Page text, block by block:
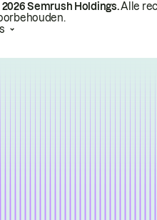
Semrush Holdings.Alle